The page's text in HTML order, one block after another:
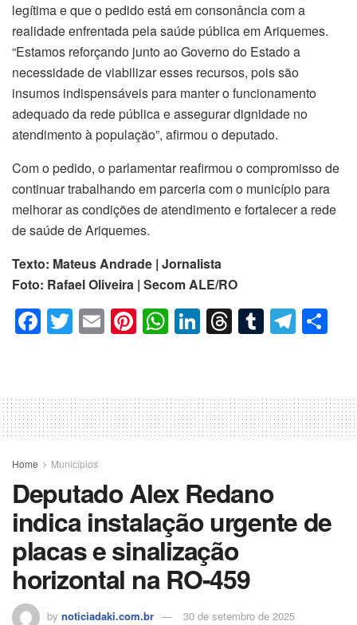
legítima e que o pedido está em consonância com a
realidade enfrentada pela saúde pública em Ariquemes.
“Estamos reforçando junto ao Governo do Estado a
necessidade de viabilizar esses recursos, pois são
insumos indispensáveis para manter o funcionamento
adequado da rede pública e assegurar dignidade no
atendimento à população”, afirmou o deputado.
Com o pedido, o parlamentar reafirmou o compromisso de
continuar trabalhando em parceria com o município para
melhorar as condições de atendimento e fortalecer a rede
de saúde de Ariquemes.
Texto: Mateus Andrade | Jornalista
Foto: Rafael Oliveira | Secom ALE/RO
F
e
b
o
k
T
er
E Pi
e
st
W
s
A
Li
e
dI
T
a
d
T
bl
r
T
gr
a
p
ar
Home Municípios
Deputado Alex Redano
indica instalação urgente de
placas e sinalização
horizontal na RO-459
by noticiadaki.com.br 30 de setembro de 2025